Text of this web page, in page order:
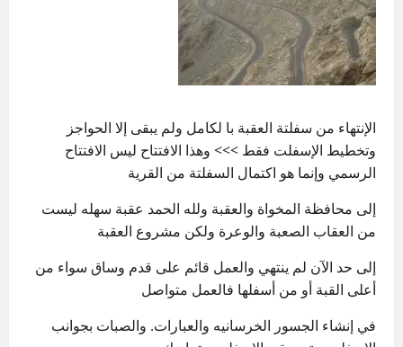
الإنتهاء من سفلتة العقبة با لكامل ولم يبقى إلا الحواجز
وتخطيط الإسفلت فقط >>> وهذا الافتتاح ليس الافتتاح
الرسمي وإنما هو اكتمال السفلتة من القرية
إلى محافظة المخواة والعقبة ولله الحمد عقبة سهله ليست
من العقاب الصعبة والوعرة ولكن مشروع العقبة
إلى حد الآن لم ينتهي والعمل قائم على قدم وساق سواء من
أعلى القبة أو من أسفلها فالعمل متواصل
في إنشاء الجسور الخرسانيه والعبارات. والصبات بجوانب